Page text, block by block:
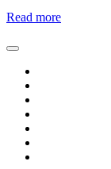
Read more